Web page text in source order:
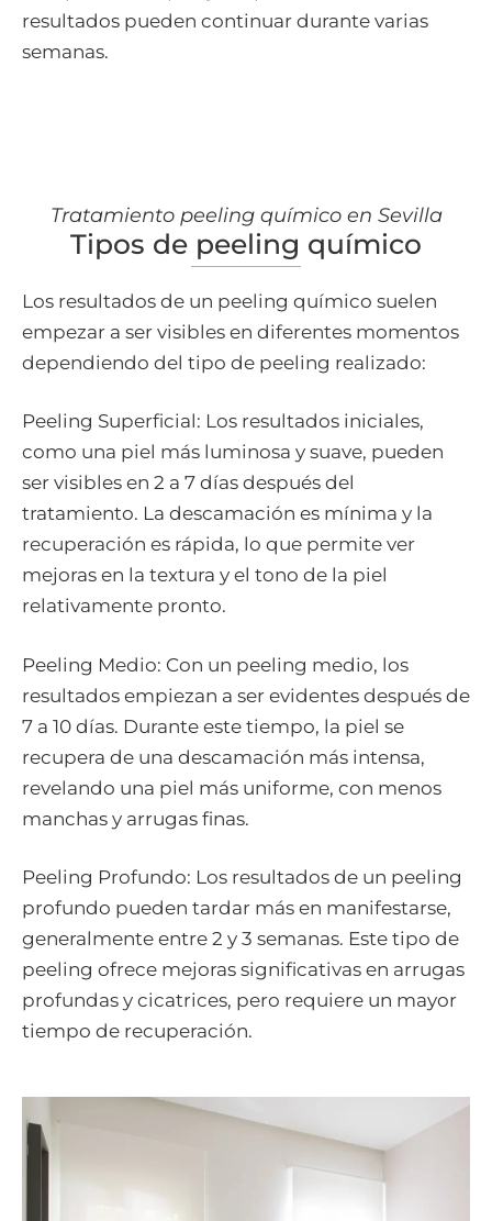
resultados pueden continuar durante varias
semanas.
Tratamiento peeling químico en Sevilla
Tipos de peeling químico
Los resultados de un peeling químico suelen
empezar a ser visibles en diferentes momentos
dependiendo del tipo de peeling realizado:
Peeling Superficial: Los resultados iniciales,
como una piel más luminosa y suave, pueden
ser visibles en 2 a 7 días después del
tratamiento. La descamación es mínima y la
recuperación es rápida, lo que permite ver
mejoras en la textura y el tono de la piel
relativamente pronto.
Peeling Medio: Con un peeling medio, los
resultados empiezan a ser evidentes después de
7 a 10 días. Durante este tiempo, la piel se
recupera de una descamación más intensa,
revelando una piel más uniforme, con menos
manchas y arrugas finas.
Peeling Profundo: Los resultados de un peeling
profundo pueden tardar más en manifestarse,
generalmente entre 2 y 3 semanas. Este tipo de
peeling ofrece mejoras significativas en arrugas
profundas y cicatrices, pero requiere un mayor
tiempo de recuperación.